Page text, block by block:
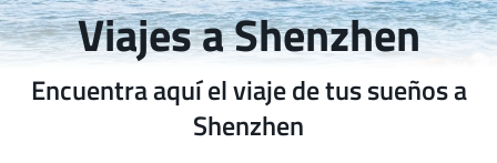
Viajes a Shenzhen
Encuentra aquí el viaje de tus sueños a
Shenzhen